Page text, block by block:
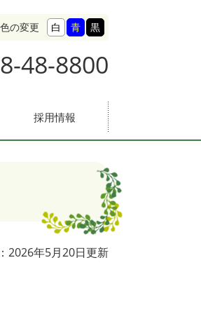
の変更 白 青 黒
48-8800
採用情報
2026年5月20日更新